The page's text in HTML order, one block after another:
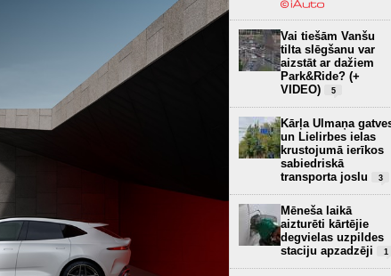
Vai tiešām Vanšu
tilta slēgšanu var
aizstāt ar dažiem
Park&Ride? (+
VIDEO)
5
Kārļa Ulmaņa
un Lielirbes ielas
krustojumā ierīkos
sabiedriskā
transporta joslu
3
Mēneša laikā
aizturēti kārtējie
degvielas uzpildes
staciju apzadzēji
1